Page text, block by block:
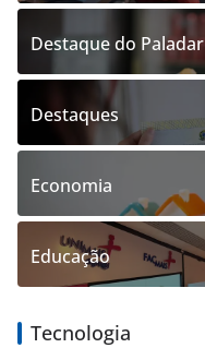
Destaque do Paladar
Destaques
Economia
Educação
Tecnologia